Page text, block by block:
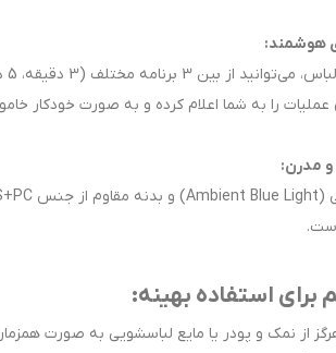
برای استفاده بهینه:
از نمک و پودر یا مایع لباسشویی به صورت